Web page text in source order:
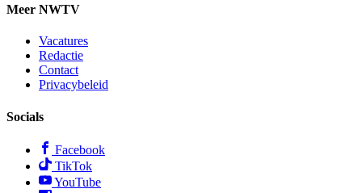
Meer NWTV
Vacatures
Redactie
Contact
Privacybeleid
Socials
Facebook
TikTok
YouTube